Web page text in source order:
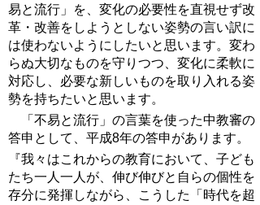
易と流行」を、変化の必要性を直視せず改
革・改善をしようとしない姿勢の言い訳に
は使わないようにしたいと思います。変わ
らぬ大切なものを守りつつ、変化に柔軟に
対応し、必要な新しいものを取り入れる姿
勢を持ちたいと思います。
「不易と流行」の言葉を使った中教審の
答申として、平成8年の答申があります。
『我々はこれからの教育において、子ども
たち一人一人が、伸び伸びと自らの個性を
存分に発揮しながら、こうした「時代を超